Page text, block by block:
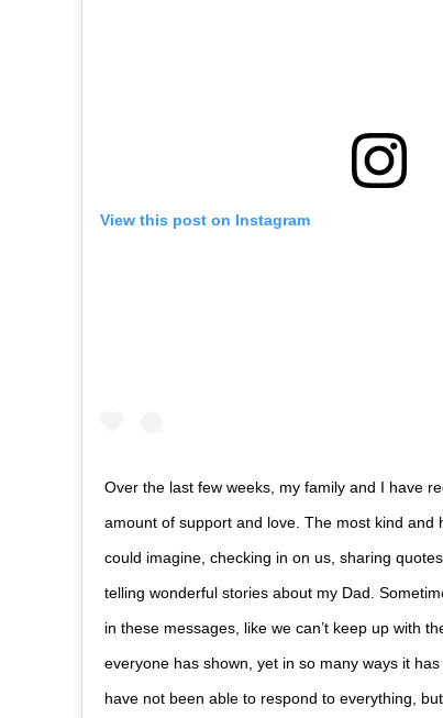
View this post on Instagram
Over the last few weeks, my family and I have
amount of support and love. The most kind and
could imagine, checking in on us, sharing
telling wonderful stories about my Dad.
in these messages, like we can’t keep up with
everyone has shown, yet in so many ways it
have not been able to respond to everything,